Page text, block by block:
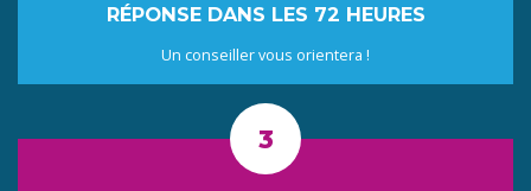
RÉPONSE DANS LES 72 HEURES
Un conseiller vous orientera !